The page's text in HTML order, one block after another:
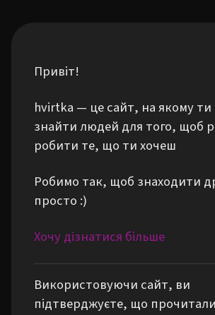
Привіт!
hvirtka — це сайт, на якому
знайти людей для того, щоб
робити те, що ти хочеш
Робимо так, щоб знаходити
просто :)
Хочу дізнатися більше
Використовуючи сайт, ви
підтверджуєте, що